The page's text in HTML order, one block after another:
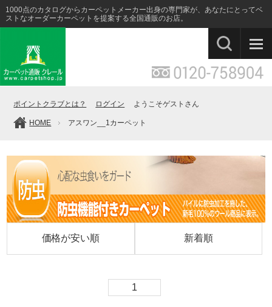
1000点のカタログからカーペットメーカー出身の専門家が、あなたにとってベ
ストなオーダーカーペットを提案する全国通販のお店。
ポイントクラブとは？ ログイン ようこそゲストさん
HOME アスワン__1カーペット
価格が安い順 新着順
1